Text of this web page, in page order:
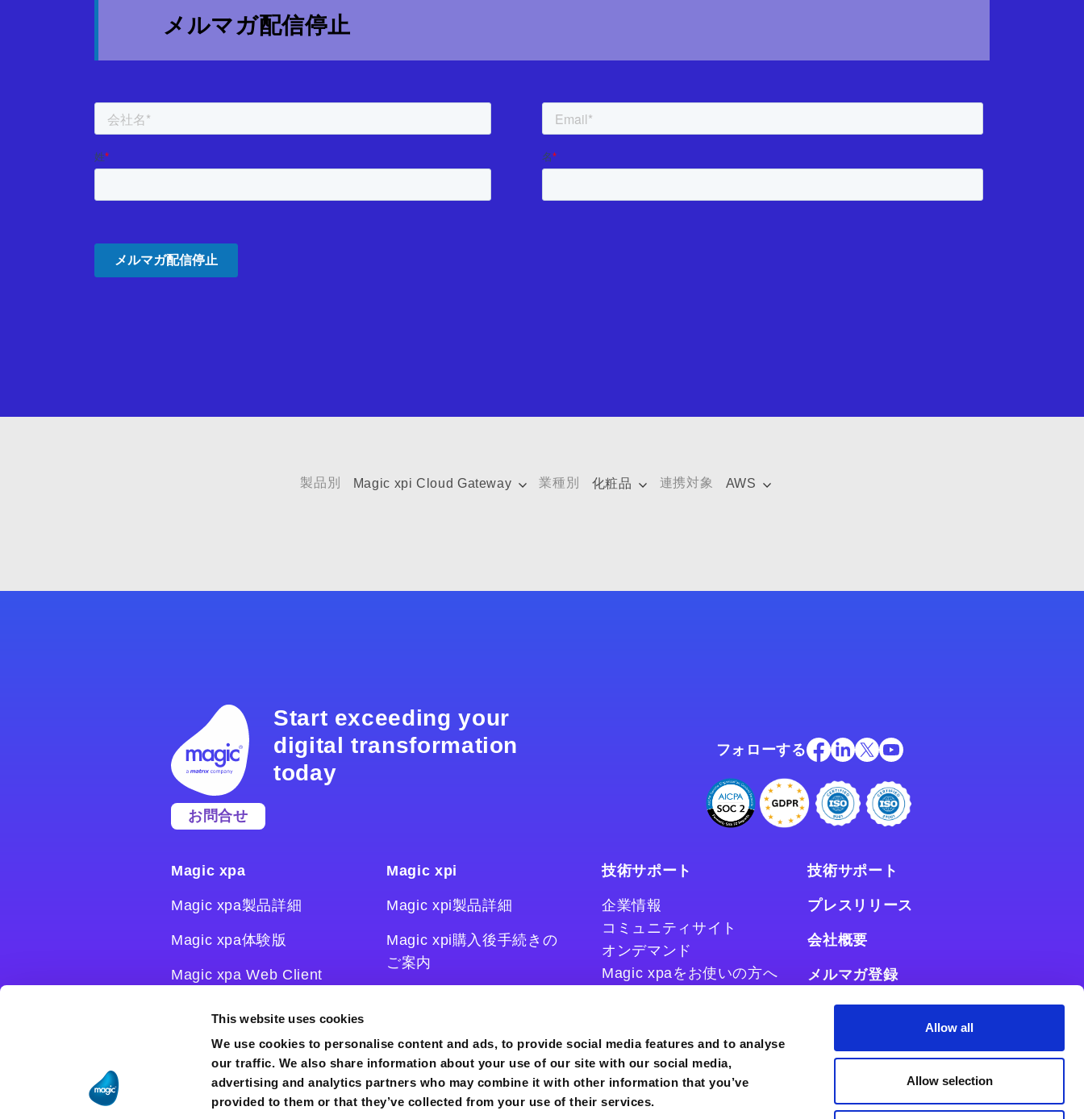
This website uses cookies
We use cookies to personalise content and ads, to provide social media features and to analyse
our traffic. We also share information about your use of our site with our social media,
advertising and analytics partners who may combine it with other information that you’ve
provided to them or that they’ve collected from your use of their services.
Allow all
Allow selection
メルマガ配信停止
製品別 Magic xpi Cloud Gateway 業種別 化粧品 連携対象 AWS
Start exceeding your
digital transformation
today
お問合せ
フォローする
Magic xpa
Magic xpa製品詳細
Magic xpa体験版
Magic xpa Web Client
ユーザー登録/ライセンス発
Magic xpi
Magic xpi製品詳細
Magic xpi購入後手続きの
ご案内
技術サポート
企業情報
コミュニティサイト
オンデマンド
Magic xpaをお使いの方へ
コラム
技術サポート
プレスリリース
会社概要
メルマガ登録